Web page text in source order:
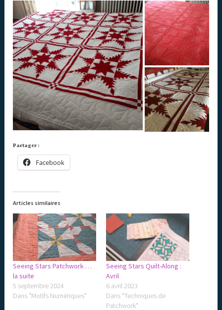
Partager :
Facebook
Articles similaires
Seeing Stars Patchwork …
la suite
5 septembre 2024
Dans "Motifs Numériques"
Seeing Stars Quilt-Along :
Avril
6 avril 2023
Dans "Techniques de
Patchwork"